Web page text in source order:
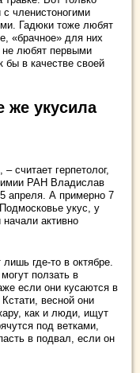
членистоногими
Гадюки тоже любят
«брачное» для них
не любят первыми
бы в качестве своей
же укусила
считает герпетолог,
РАН Владислав
апреля. А примерно 7
укус, у
активно
где-то в октябре.
ползать в
если они кусаются в
весной они
как и люди, ищут
под ветками,
в подвал, если он